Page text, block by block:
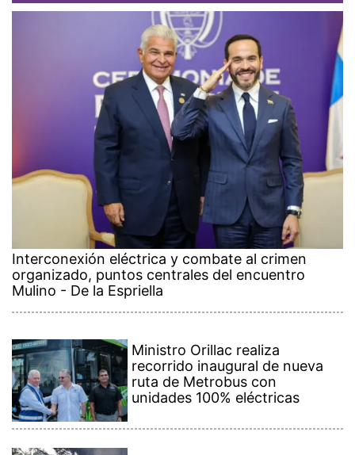
Interconexión eléctrica y combate al crimen
organizado, puntos centrales del encuentro
Mulino - De la Espriella
Ministro Orillac realiza
recorrido inaugural de nueva
ruta de Metrobus con
unidades 100% eléctricas